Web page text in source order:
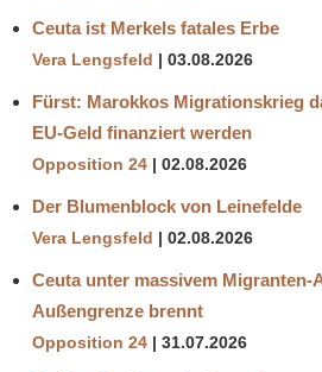
Ceuta ist Merkels fatales Erbe
Vera Lengsfeld 03.08.2026
Fürst: Marokkos Migrationskrieg
EU-Geld finanziert werden
Opposition 24 02.08.2026
Der Blumenblock von Leinefelde
Vera Lengsfeld 02.08.2026
Ceuta unter massivem
Außengrenze brennt
Opposition 24 31.07.2026